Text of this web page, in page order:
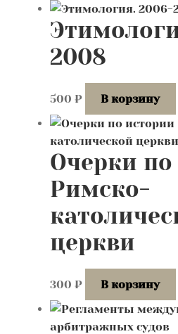
2008
500 ₽ В корзину
Очерки
Римско-
церкви
300 ₽ В корзину